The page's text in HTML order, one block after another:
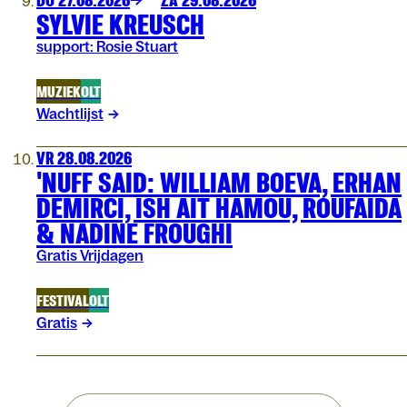
SYLVIE KREUSCH
support: Rosie Stuart
MUZIEKOLT
Wachtlijst
VR 28.08.2026
'NUFF SAID: WILLIAM BOEVA, ERHAN
DEMIRCI, ISH AIT HAMOU, ROUFAIDA
& NADINE FROUGHI
Gratis Vrijdagen
FESTIVALOLT
Gratis